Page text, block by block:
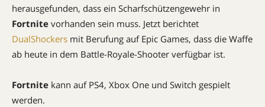
herausgefunden, dass ein Scharfschützengewehr in
Fortnite vorhanden sein muss. Jetzt berichtet
DualShockers mit Berufung auf Epic Games, dass die Waffe
ab heute in dem Battle-Royale-Shooter verfügbar ist.
Fortnite kann auf PS4, Xbox One und Switch gespielt
werden.